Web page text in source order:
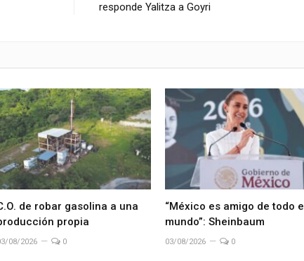
responde Yalitza a Goyri
de robar gasolina a una
propia
08/2026 0
“México es amigo de todo el
mundo”: Sheinbaum
03/08/2026 0